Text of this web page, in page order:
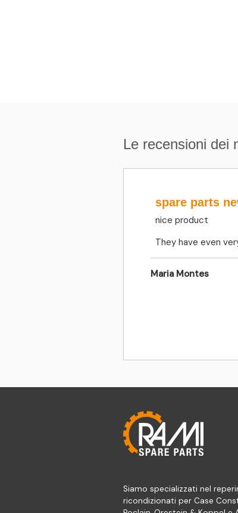
Le recensioni dei
spare parts
nice product
They have even
Maria Montes
Siamo specializzati nel
ricondizionati per Case